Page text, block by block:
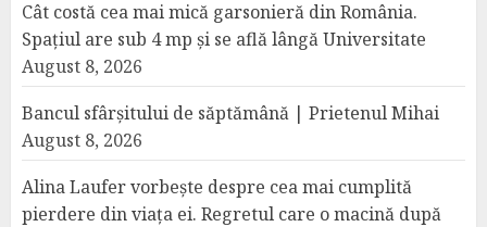
Cât costă cea mai mică garsonieră din România.
Spațiul are sub 4 mp și se află lângă Universitate
August 8, 2026
Bancul sfârșitului de săptămână | Prietenul Mihai
August 8, 2026
Alina Laufer vorbește despre cea mai cumplită
pierdere din viața ei. Regretul care o macină după